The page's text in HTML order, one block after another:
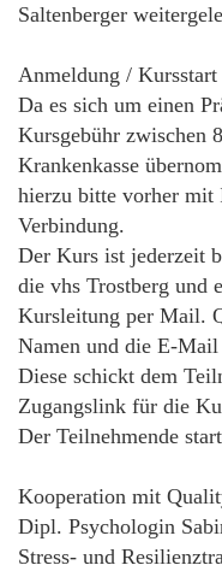
Saltenberger
Anmeldung / Kursstart
Da es sich um einen
Kursgebühr zwischen
Krankenkasse
hierzu bitte vorher mit
Verbindung.
Der Kurs ist jederzeit
die vhs Trostberg und
Kursleitung per Mail.
Namen und die E-
Diese schickt dem
Zugangslink für die
Der Teilnehmende
Kooperation mit
Dipl. Psychologin
Stress- und